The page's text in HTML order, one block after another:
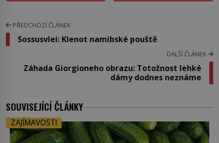
PŘEDCHOZÍ ČLÁNEK
Sossusvlei: Klenot namibské pouště
DALŠÍ ČLÁNEK
Záhada Giorgioneho obrazu: Totožnost lehké
dámy dodnes neznáme
SOUVISEJÍCÍ ČLÁNKY
ZAJÍMAVOSTI